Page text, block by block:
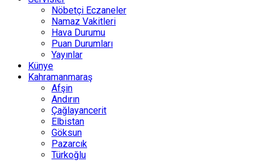
Nöbetçi Eczaneler
Namaz Vakitleri
Hava Durumu
Puan Durumları
Yayınlar
Künye
Kahramanmaraş
Afşin
Andırın
Çağlayancerit
Elbistan
Göksun
Pazarcık
Türkoğlu